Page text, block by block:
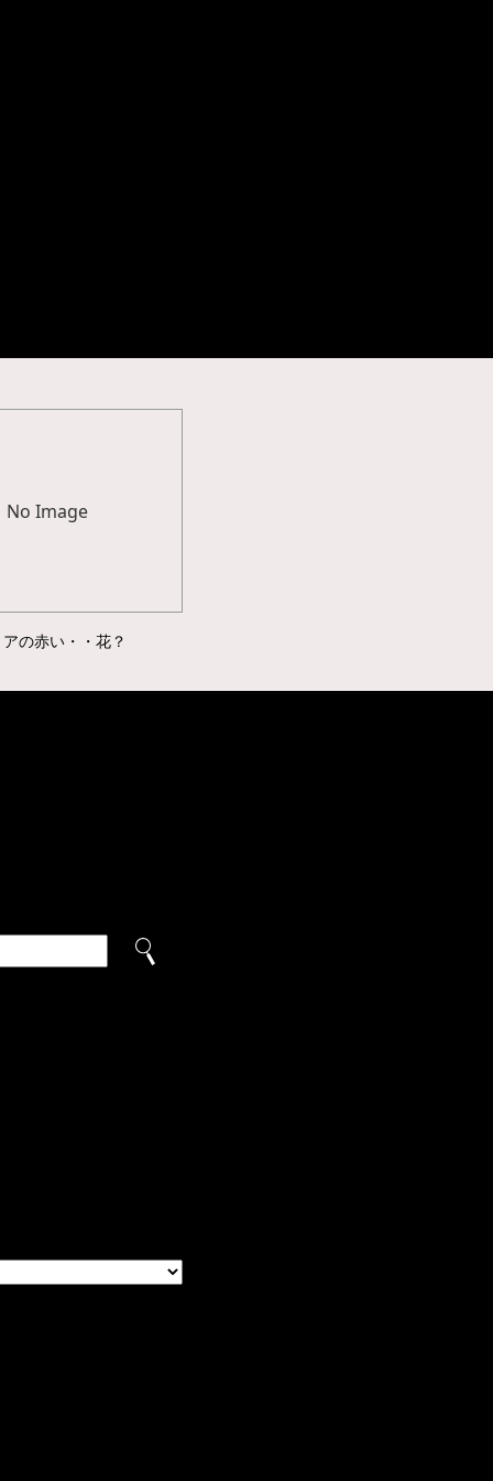
No Image
の赤い・・花？